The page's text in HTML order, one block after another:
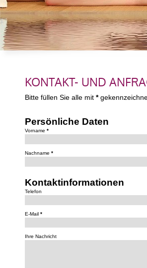
KONTAKT- UND
Bitte füllen Sie alle mit *
Persönliche Daten
Vorname *
Nachname *
Kontaktinformationen
Telefon
E-Mail *
Ihre Nachricht